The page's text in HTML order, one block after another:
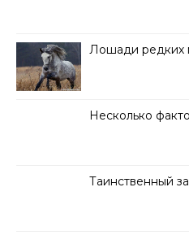
Лошади редких
Несколько
Таинственный